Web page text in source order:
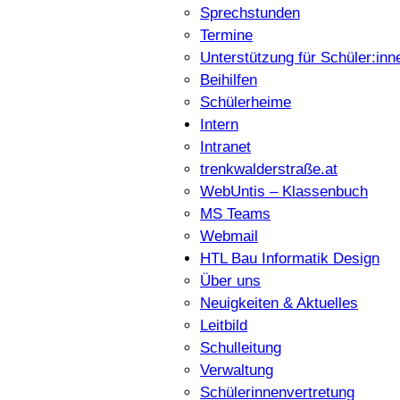
Sprechstunden
Termine
Unterstützung für
Beihilfen
Schülerheime
Intern
Intranet
trenkwalderstraße.at
WebUntis – Klassenbuch
MS Teams
Webmail
HTL Bau Informatik Design
Über uns
Neuigkeiten & Aktuelles
Leitbild
Schulleitung
Verwaltung
Schülerinnenvertretung